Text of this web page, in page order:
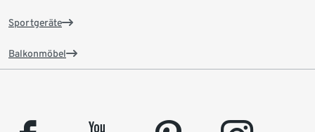
Sportgeräte
Balkonmöbel